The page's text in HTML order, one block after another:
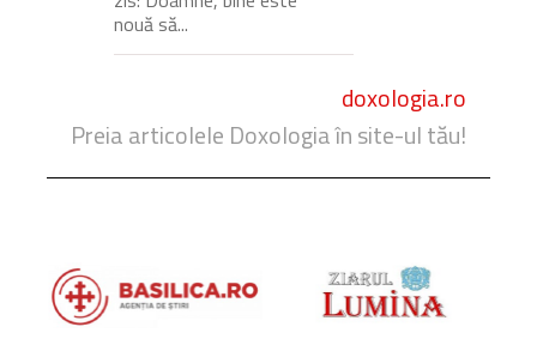
nouă să...
doxologia.ro
Preia articolele Doxologia în site-ul tău!